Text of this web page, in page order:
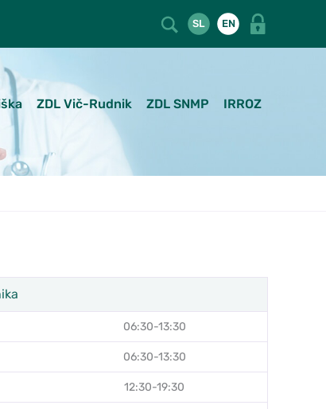
SL EN
ZDL Vič-Rudnik ZDL SNMP IRROZ
06:30-13:30
06:30-13:30
12:30-19:30